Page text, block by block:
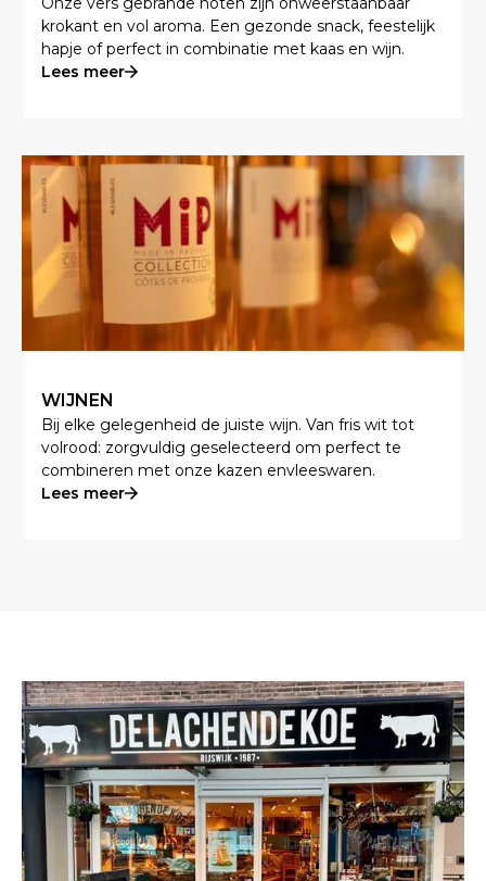
krokant en vol aroma. Een gezonde snack, feestelijk
hapje of perfect in combinatie met kaas en wijn.
Lees meer
WIJNEN
Bij elke gelegenheid de juiste wijn. Van fris wit tot
volrood: zorgvuldig geselecteerd om perfect te
combineren met onze kazen envleeswaren.
Lees meer